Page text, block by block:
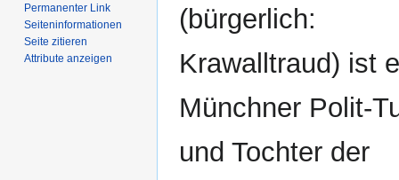
(bürgerlich:
Krawalltraud) ist
Münchner Polit-
und Tochter der
Permanenter Link
Seiten­­informationen
Seite zitieren
Attribute anzeigen